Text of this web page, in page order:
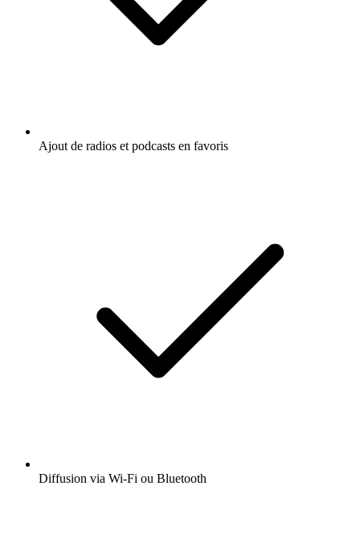
Ajout de radios et podcasts en favoris
Diffusion via Wi-Fi ou Bluetooth